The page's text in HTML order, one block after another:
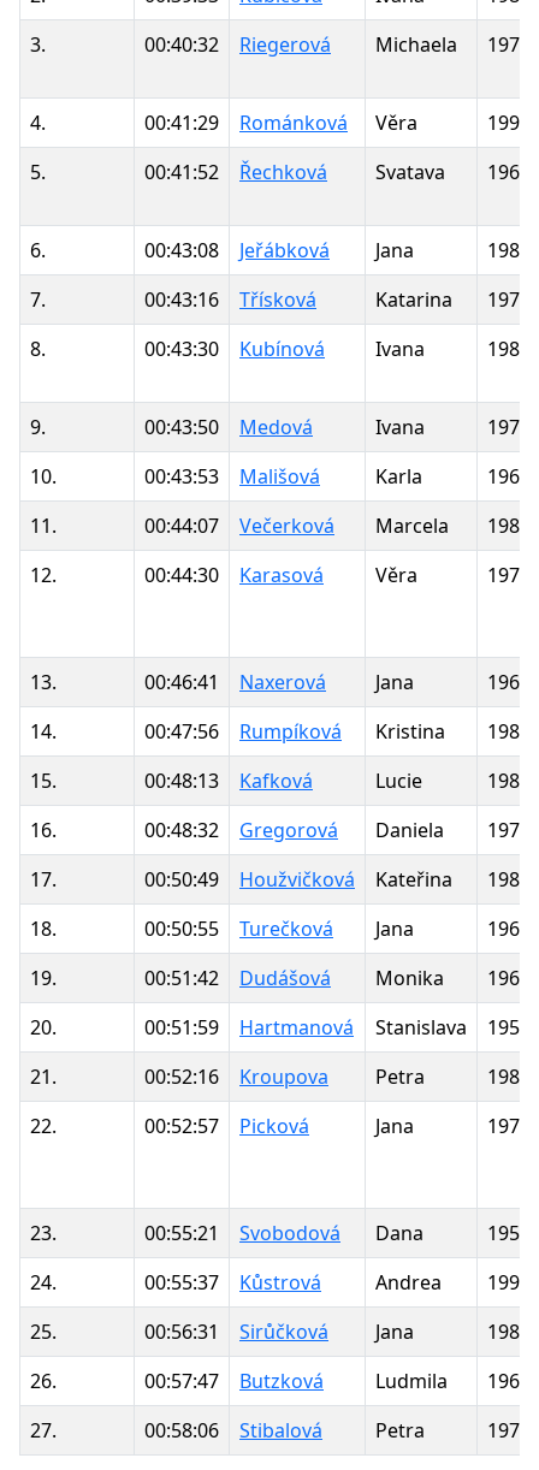
3.
00:40:32 Riegerová Michaela 1977
4. 00:41:29 Románková Věra
1991
5.
00:41:52 Řechková Svatava 1967
6. 00:43:08 Jeřábková Jana
1984
7.
00:43:16 Třísková Katarina
1971
8.
00:43:30 Kubínová Ivana 1980
9. 00:43:50 Medová Ivana
1977
10.
00:43:53 Mališová Karla
1960
11.
00:44:07 Večerková Marcela
1981
12.
00:44:30 Karasová Věra 1972
13. 00:46:41 Naxerová Jana
1966
14.
00:47:56 Rumpíková Kristina
1989
15.
00:48:13 Kafková Lucie
1982
16.
00:48:32 Gregorová Daniela
1974
17.
00:50:49 Houžvičková Kateřina
1984
18.
00:50:55 Turečková Jana
1968
19.
00:51:42 Dudášová Monika
1966
20.
00:51:59 Hartmanová Stanislava
1958
21.
00:52:16 Kroupova Petra
1984
22.
00:52:57 Picková Jana 1972
23. 00:55:21 Svobodová Dana
1952
24.
00:55:37 Kůstrová Andrea
1990
25.
00:56:31 Sirůčková Jana
1980
26.
00:57:47 Butzková Ludmila
1961
27.
00:58:06 Stibalová Petra 1976